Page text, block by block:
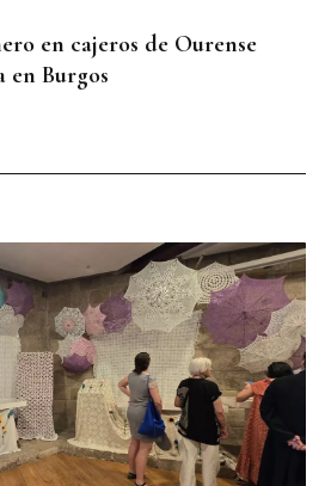
en cajeros de Ourense
en Burgos
para hacer visible la